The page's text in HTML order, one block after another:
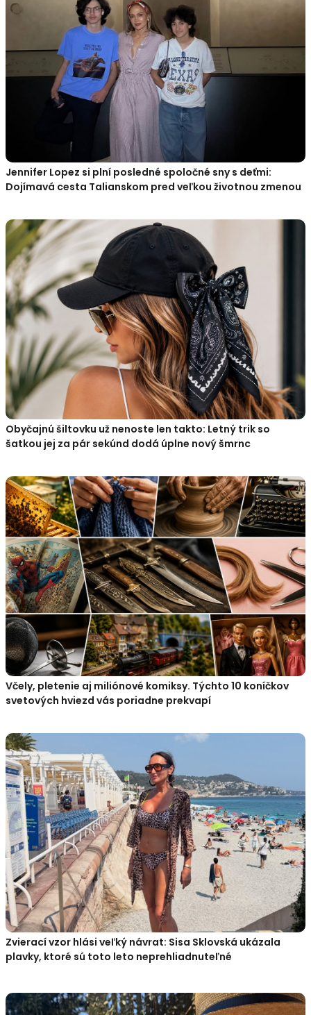
Jennifer Lopez si plní posledné spoločné sny s deťmi:
Dojímavá cesta Talianskom pred veľkou životnou zmenou
Obyčajnú šiltovku už nenoste len takto: Letný trik so
šatkou jej za pár sekúnd dodá úplne nový šmrnc
Včely, pletenie aj miliónové komiksy. Týchto 10 koníčkov
svetových hviezd vás poriadne prekvapí
Zvierací vzor hlási veľký návrat: Sisa Sklovská ukázala
plavky, ktoré sú toto leto neprehliadnuteľné